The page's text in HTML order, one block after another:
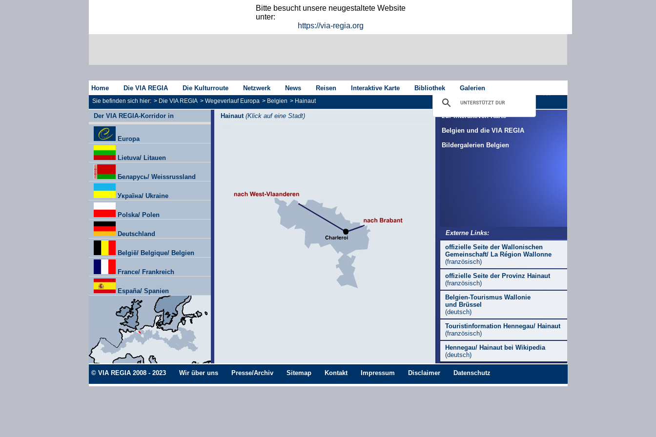
Bitte besucht unsere neugestaltete Website
unter:
https://via-regia.org
Home Die VIA REGIA Die Kulturroute Netzwerk News Reisen Interaktive Karte Bibliothek Galerien
Sie befinden sich hier: > Die VIA REGIA >Wegeverlauf Europa > Belgien > Hainaut
Hainaut (Klick auf eine Stadt)
Der VIA REGIA-Korridor in
Europa
Lietuva/ Litauen
Беларусь/ Weissrussland
Україна/ Ukraine
Polska/ Polen
Deutschland
België/ Belgique/ Belgien
France/ Frankreich
España/ Spanien
zur interaktiven Karte
Belgien und die VIA REGIA
Bildergalerien Belgien
Externe Links:
offizielle Seite der Wallonischen
Gemeinschaft/ La Région Wallonne
(französisch)
offizielle Seite der Provinz Hainaut
(französisch)
Belgien-Tourismus Wallonie
und Brüssel
(deutsch)
Touristinformation Hennegau/ Hainaut
(französisch)
Hennegau/ Hainaut bei Wikipedia
(deutsch)
© VIA REGIA 2008 - 2023 Wir über uns Presse/Archiv Sitemap Kontakt Impressum Disclaimer Datenschutz